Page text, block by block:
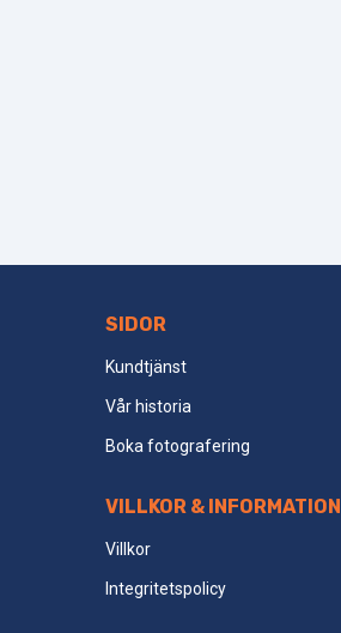
FooterSIDOR
Kundtjänst
Vår historia
Boka fotografering
VILLKOR & INFORMATION
Villkor
Integritetspolicy